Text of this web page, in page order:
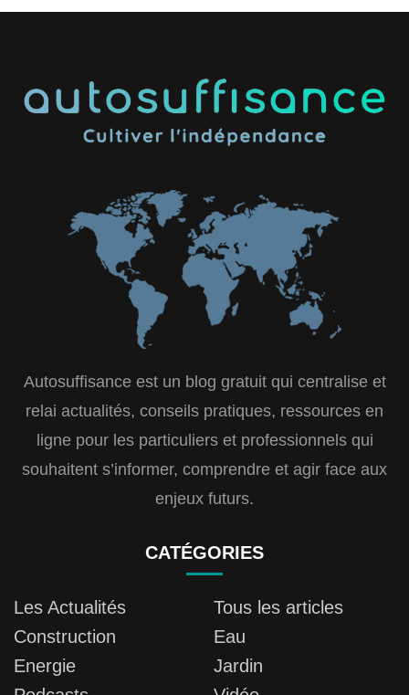
Autosuffisance est un blog gratuit qui centralise et
relai actualités, conseils pratiques, ressources en
ligne pour les particuliers et professionnels qui
souhaitent s’informer, comprendre et agir face aux
enjeux futurs.
CATÉGORIES
Les Actualités
Tous les articles
Construction
Eau
Energie
Jardin